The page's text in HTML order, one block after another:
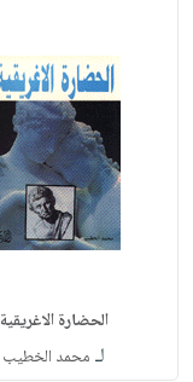
الحضارة الاغريقية
لـ محمد الخطيب